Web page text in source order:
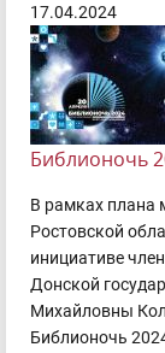
17.04.2024
Библионочь
В рамках плана
Ростовской
инициативе
Донской
Михайловны
Библионочь